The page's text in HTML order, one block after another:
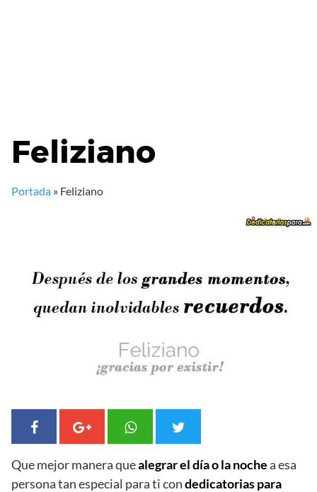
Feliziano
Portada » Feliziano
Que mejor manera quealegrar el día o la nochea esa
persona tan especial para ti condedicatorias para